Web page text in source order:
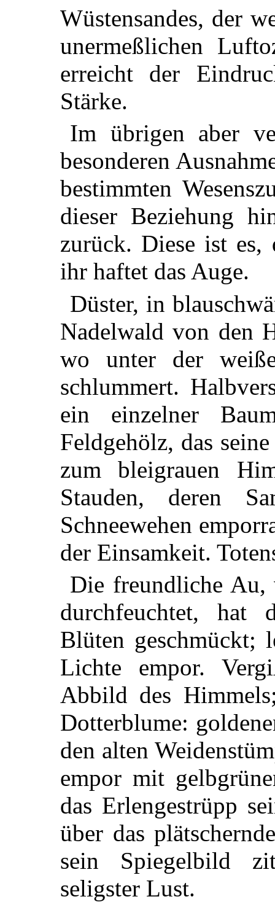
Wüstensandes, der
unermeßlichen
erreicht der
Stärke.
Im übrigen aber
besonderen
bestimmten
dieser Beziehung
zurück. Diese ist es,
ihr haftet das Auge.
Düster, in
Nadelwald von den
wo unter der
schlummert.
ein einzelner
Feldgehölz, das
zum bleigrauen
Stauden, deren
Schneewehen
der Einsamkeit.
Die freundliche Au,
durchfeuchtet, hat
Blüten geschmückt;
Lichte empor.
Abbild des
Dotterblume:
den alten
empor mit
das Erlengestrüpp
über das
sein Spiegelbild
seligster Lust.